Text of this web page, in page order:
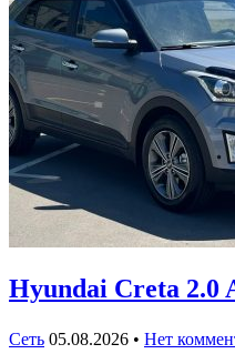
Hyundai Creta 2.0
Сеть 05.08.2026 • Нет